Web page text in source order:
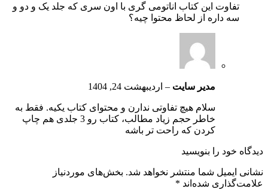
تفاوت این کتاب اناتومی گری با اون سری که جلد یک و دو و
سه داره از لحاظ محتوا چیه؟
مدیر سایت – اردیبهشت 24, 1404
سلام هیچ تفاوتی ندارن و محتوای کتاب یکیه. فقط به
خاطر حجم زیاد مطالب، کتاب رو 3 جلدی هم چاپ
کردن که راحت تر باشه
دیدگاه خود را بنویسید
نشانی ایمیل شما منتشر نخواهد شد. بخش‌های موردنیاز
علامت‌گذاری شده‌اند *